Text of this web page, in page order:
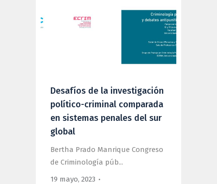
Desafíos de la investigación
político-criminal comparada
en sistemas penales del sur
global
Bertha Prado Manrique Congreso
de Criminología púb...
19 mayo, 2023